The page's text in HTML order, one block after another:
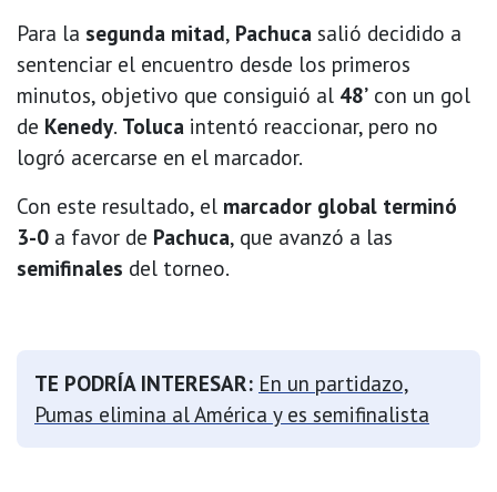
Para la segunda mitad, Pachuca salió decidido a
sentenciar el encuentro desde los primeros
minutos, objetivo que consiguió al 48’ con un gol
de Kenedy. Toluca intentó reaccionar, pero no
logró acercarse en el marcador.
Con este resultado, el marcador global terminó
3-0 a favor de Pachuca, que avanzó a las
semifinales del torneo.
TE PODRÍA INTERESAR: En un partidazo,
Pumas elimina al América y es semifinalista